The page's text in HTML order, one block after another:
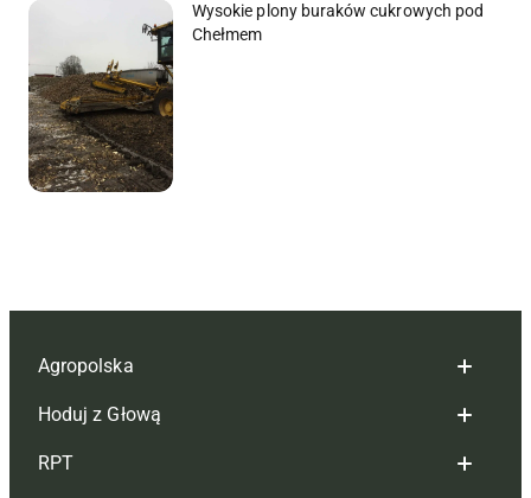
Wysokie plony buraków cukrowych pod
Chełmem
Agropolska
Redakcja
Reklama
Hoduj z Głową
Hoduj z głową bydło
RPT